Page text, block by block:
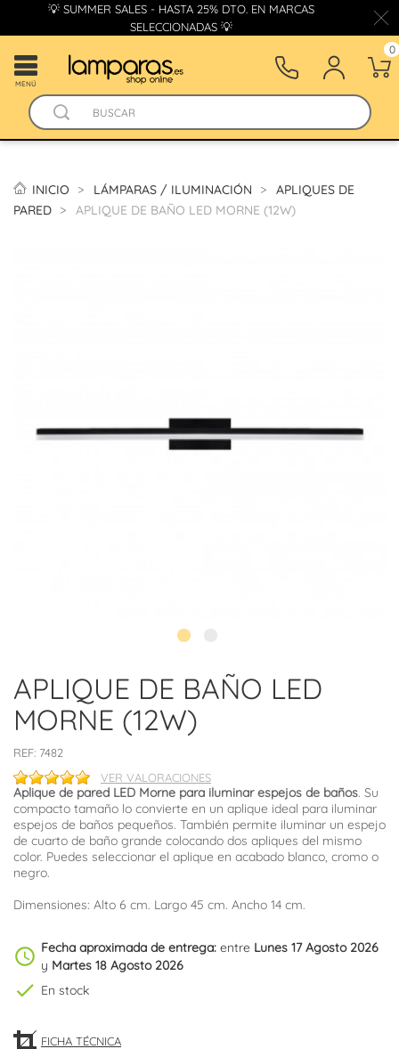
💡 SUMMER SALES - HASTA 25% DTO. EN MARCAS
SELECCIONADAS 💡
MENÚ
0
INICIO LÁMPARAS / ILUMINACIÓN
APLIQUES DE
PARED
APLIQUE DE BAÑO LED MORNE (12W)
APLIQUE DE BAÑO LED
MORNE (12W)
REF: 7482
VER VALORACIONES
Aplique de pared LED Morne para iluminar espejos de baños. Su
compacto tamaño lo convierte en un aplique ideal para iluminar
espejos de baños pequeños. También permite iluminar un espejo
de cuarto de baño grande colocando dos apliques del mismo
color. Puedes seleccionar el aplique en acabado blanco, cromo o
negro.
Dimensiones: Alto 6 cm. Largo 45 cm. Ancho 14 cm.
schedule Fecha aproximada de entrega: entre Lunes 17 Agosto 2026
y Martes 18 Agosto 2026
check En stock
FICHA TÉCNICA